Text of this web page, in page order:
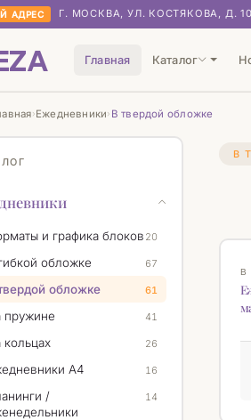
АДРЕС Г. МОСКВА, УЛ. КОСТЯКОВА, Д.
Главная Каталог
›Ежедневники› В твердой обложке
и графика блоков 20
обложке 67
обложке 61
пружине 41
кольцах 26
А4 16
/
14
В
В